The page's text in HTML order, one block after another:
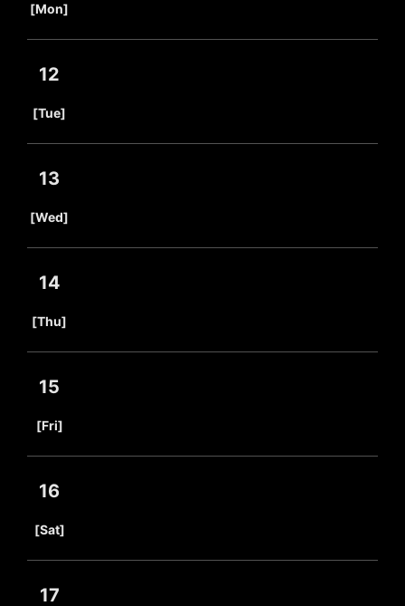
[Mon]
12
[Tue]
13
[Wed]
14
[Thu]
15
[Fri]
16
[Sat]
17